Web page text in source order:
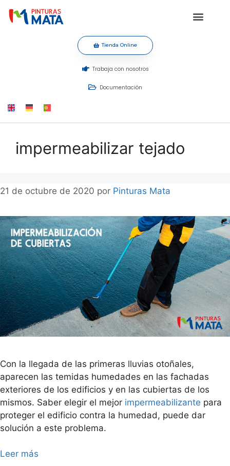
Tienda Online
Trabaja con nosotros
Documentación
impermeabilizar tejado
21 de octubre de 2020 por Pinturas Mata
Con la llegada de las primeras lluvias otoñales,
aparecen las temidas humedades en las fachadas
exteriores de los edificios y en las cubiertas de los
mismos. Saber elegir el mejor impermeabilizante para
proteger el edificio contra la humedad, puede dar
solución a este problema.
Leer más